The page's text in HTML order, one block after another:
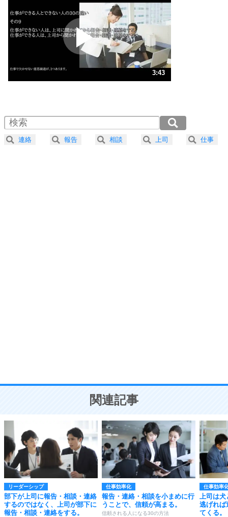
ポジティブになれない原因は、行動しないから。
ポジティブ思考になる30の方法
ストレス対策
人生、なんとかなるもの。
気楽に生きる30の方法
4 器の大きい人は、怒りを優しさで表現する。
プラス思考
ことが大切。
3:43
2.0倍速 （437KB 1分51秒）
2.5倍速 （350KB 1分29秒）
3.0倍速 （291KB 1分14秒）
連絡 報告 相談 上司 仕事
関連記事
リーダーシップ
部下が上司に報告・相談・連絡
するのではなく、上司が部下に
報告・相談・連絡をする。
仕事効率化
報告・連絡・相談を小まめに行
うことで、信頼が高まる。
信頼される人になる30の方法
仕事効率
上司は
逃げれば
てくる。